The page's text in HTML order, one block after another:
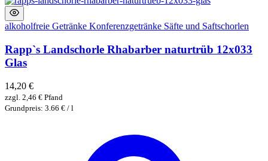
alkoholfreie Getränke Konferenzgetränke Säfte und Saftschorlen
Rapp`s Landschorle Rhabarber naturtrüb 12x033
Glas
14,20 €
zzgl. 2,46 € Pfand
Grundpreis: 3.66 € / l